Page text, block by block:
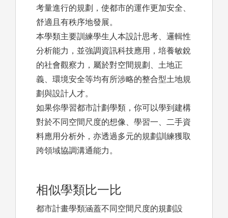
考量進行的規劃，使都市的運作更加安全、
舒適且有秩序地發展。
本學類主要訓練學生人本設計思考、邏輯性
分析能力，並強調資訊科技應用，培養敏銳
的社會觀察力，屬於對空間規劃、土地正
義、環境安全等均有所涉略的整合型土地規
劃與設計人才。
如果你學習都市計劃學類，你可以學到建構
對於不同空間尺度的想像、學習一、二手資
料應用分析外，亦透過多元的規劃訓練獲取
跨領域協調溝通能力。
相似學類比一比
都市計畫學類涵蓋不同空間尺度的規劃設